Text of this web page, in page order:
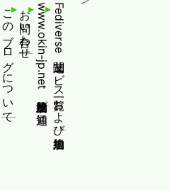
Fediverse関連サービス一覧および追加規約
www.okin-jp.net 追加規約及び通知
お問い合わせ
このブログについて